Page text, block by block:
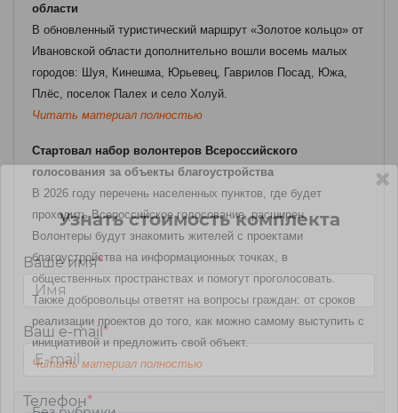
области
В обновленный туристический маршрут «Золотое кольцо» от
Ивановской области дополнительно вошли восемь малых
городов: Шуя, Кинешма, Юрьевец, Гаврилов Посад, Южа,
Плёс, поселок Палех и село Холуй.
Читать материал полностью
Стартовал набор волонтеров Всероссийского
голосования за объекты благоустройства
В 2026 году перечень населенных пунктов, где будет
проходить Всероссийское голосование, расширен.
Волонтеры будут знакомить жителей с проектами
благоустройства на информационных точках, в
общественных пространствах и помогут проголосовать.
Также добровольцы ответят на вопросы граждан: от сроков
реализации проектов до того, как можно самому выступить с
инициативой и предложить свой объект.
Читать материал полностью
Узнать стоимость комплекта
Ваше имя*
Ваш e-mail *
Телефон*